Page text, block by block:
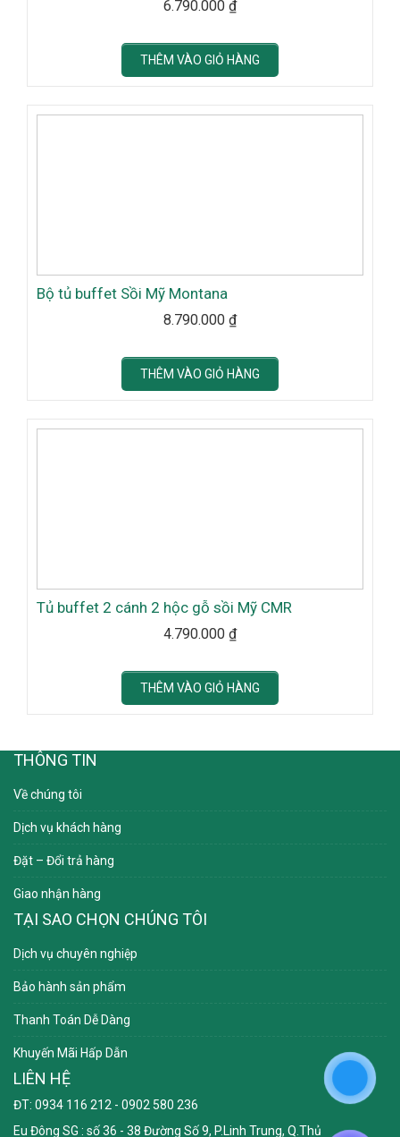
6.790.000 ₫
THÊM VÀO GIỎ HÀNG
Bộ tủ buffet Sồi Mỹ Montana
8.790.000 ₫
THÊM VÀO GIỎ HÀNG
Tủ buffet 2 cánh 2 hộc gỗ sồi Mỹ CMR
4.790.000 ₫
THÊM VÀO GIỎ HÀNG
THÔNG TIN
Về chúng tôi
Dịch vụ khách hàng
Đặt – Đổi trả hàng
Giao nhận hàng
TẠI SAO CHỌN CHÚNG TÔI
Dịch vụ chuyên nghiệp
Bảo hành sản phẩm
Thanh Toán Dễ Dàng
Khuyến Mãi Hấp Dẫn
LIÊN HỆ
ĐT: 0934 116 212 - 0902 580 236
Eu Đông SG : số 36 - 38 Đường Số 9, P.Linh Trung, Q.Thủ